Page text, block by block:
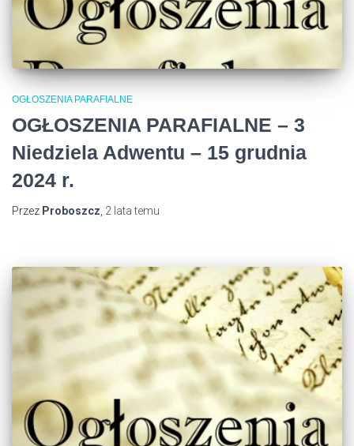
OGŁOSZENIA PARAFIALNE
OGŁOSZENIA PARAFIALNE – 3
Niedziela Adwentu – 15 grudnia
2024 r.
Przez Proboszcz, 2 latatemu